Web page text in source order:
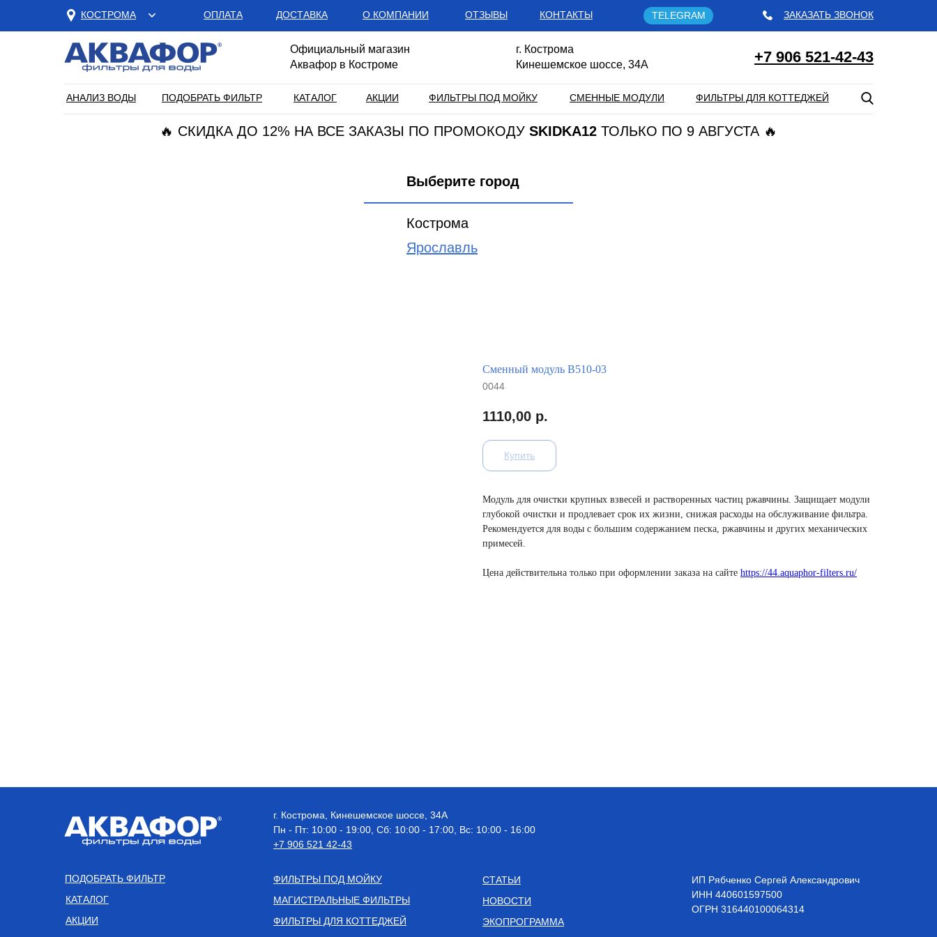
+7 906 521-42-43
КАТАЛОГ АКЦИИ
КОСТРОМА
ФИЛЬТРЫ ПОД МОЙКУ СМЕННЫЕ МОДУЛИ ФИЛЬТРЫ ДЛЯ КОТТЕДЖЕЙ
ЗАКАЗАТЬ ЗВОНОК
ПОДОБРАТЬ ФИЛЬТР
АНАЛИЗ ВОДЫ
Официальный магазин
Аквафор в Костроме
🔥 СКИДКА ДО 12% НА ВСЕ ЗАКАЗЫ ПО ПРОМОКОДУ SKIDKA12 ТОЛЬКО ПО 9 АВГУСТА 🔥
ОПЛАТА ДОСТАВКА О КОМПАНИИ ОТЗЫВЫ КОНТАКТЫ TELEGRAM
г. Кострома
Кинешемское шоссе, 34А
Кострома
Ярославль
Выберите город
Сменный модуль B510-03
0044
1110,00 р.
Купить
Модуль для очистки крупных взвесей и растворенных частиц ржавчины. Защищает модули
глубокой очистки и продлевает срок их жизни, снижая расходы на обслуживание фильтра.
Рекомендуется для воды с большим содержанием песка, ржавчины и других механических
примесей.
Цена действительна только при оформлении заказа на сайте https://44.aquaphor-filters.ru/
ФИЛЬТРЫ ПОД МОЙКУ
МАГИСТРАЛЬНЫЕ ФИЛЬТРЫ
ФИЛЬТРЫ ДЛЯ КОТТЕДЖЕЙ
СТАТЬИ
НОВОСТИ
г. Кострома, Кинешемское шоссе, 34А
Пн - Пт: 10:00 - 19:00, Сб: 10:00 - 17:00, Вс: 10:00 - 16:00
+7 906 521 42-43
ЭКОПРОГРАММА
КАТАЛОГ
АКЦИИ
ПОДОБРАТЬ ФИЛЬТР
ИП Рябченко Сергей Александрович
ИНН 440601597500
OГРН 316440100064314